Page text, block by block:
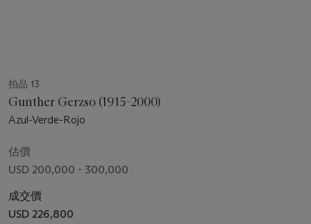
拍品 13
Gunther Gerzso (1915-2000)
Azul-Verde-Rojo
估價
USD 200,000 - 300,000
成交價
USD 226,800